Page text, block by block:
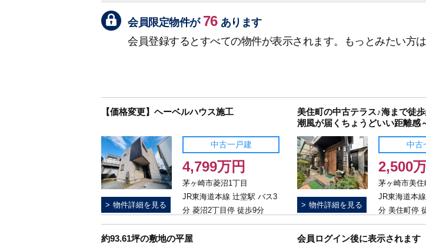
会員限定物件が 76 あります
会員登録するとすべての物件が表示されます。もっとみたい方は
【価格変更】ヘーベルハウス施工
物件詳細を見る
中古一戸建
4,799万円
茅ヶ崎市菱沼1丁目
JR東海道本線 辻堂駅 バス3
分 菱沼2丁目停 徒歩9分
美住町の中古テラス♪海まで徒
潮風が届くちょうどいい距離感
物件詳細を見る
中古
2,500
茅ヶ崎市美住
JR東海道本
分 美住町停
約93.61坪の敷地の平屋 会員ログイン後に表示されます